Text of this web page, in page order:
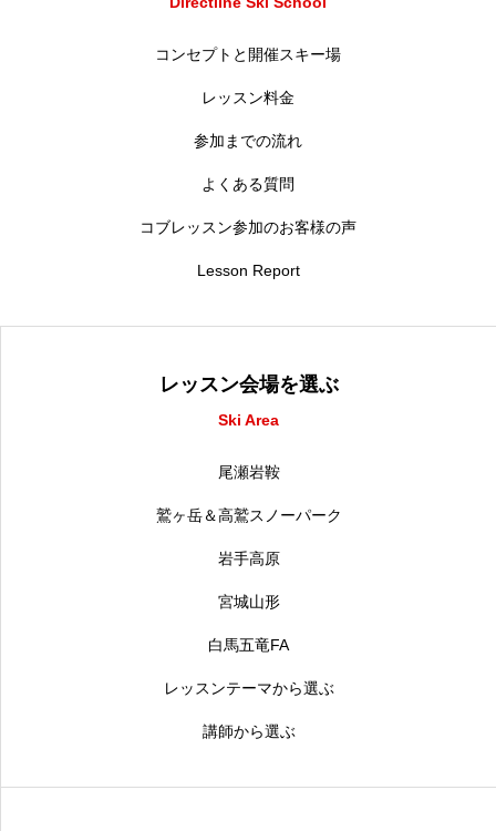
コンセプトと開催スキー場
レッスン料金
参加までの流れ
よくある質問
コブレッスン参加のお客様の声
Lesson Report
レッスン会場を選ぶ
Ski Area
尾瀬岩鞍
鷲ヶ岳＆高鷲スノーパーク
岩手高原
宮城山形
白馬五竜FA
レッスンテーマから選ぶ
講師から選ぶ